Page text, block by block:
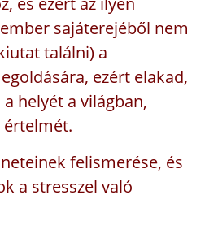
sajáterejéből nem
találni) a
ezért elakad,
helyét a világban,
értelmét.
felismerése, és
a stresszel való